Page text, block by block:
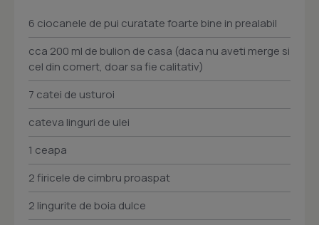
6 ciocanele de pui curatate foarte bine in prealabil
cca 200 ml de bulion de casa (daca nu aveti merge si
cel din comert, doar sa fie calitativ)
7 catei de usturoi
cateva linguri de ulei
1 ceapa
2 firicele de cimbru proaspat
2 lingurite de boia dulce